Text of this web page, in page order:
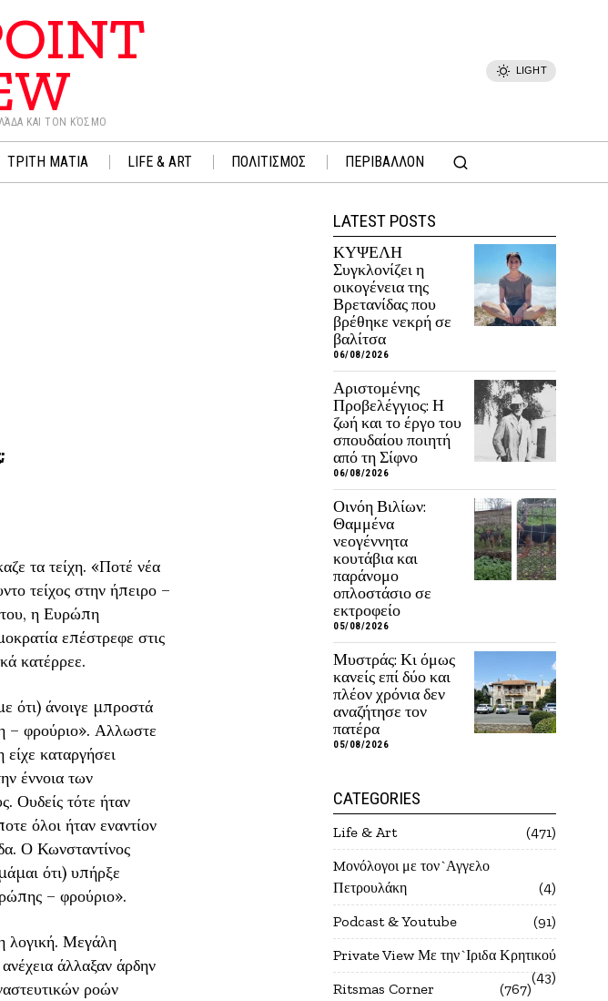
ΚΑΙ ΤΟΝ ΚΌΣΜΟ
LIGHT
ΤΡΙΤΗ ΜΑΤΙΑ LIFE & ART ΠΟΛΙΤΙΣΜΟΣ ΠΕΡΙΒΑΛΛΟΝ
τα τείχη. «Ποτέ νέα
τείχος στην ήπειρο –
η Ευρώπη
επέστρεφε στις
κατέρρεε.
άνοιγε μπροστά
– φρούριο». Αλλωστε
καταργήσει
έννοια των
Ουδείς τότε ήταν
όλοι ήταν εναντίον
Ο Κωνσταντίνος
ότι) υπήρξε
– φρούριο».
λογική. Μεγάλη
άλλαξαν άρδην
ροών
LATEST POSTS
ΚΥΨΕΛΗ
Συγκλονίζει η
οικογένεια της
Βρετανίδας που
βρέθηκε νεκρή σε
βαλίτσα
06/08/2026
Αριστομένης
Προβελέγγιος: Η
ζωή και το έργο του
σπουδαίου ποιητή
από τη Σίφνο
06/08/2026
Οινόη Βιλίων:
Θαμμένα
νεογέννητα
κουτάβια και
παράνομο
οπλοστάσιο σε
εκτροφείο
05/08/2026
Μυστράς: Κι όμως
κανείς επί δύο και
πλέον χρόνια δεν
αναζήτησε τον
πατέρα
05/08/2026
CATEGORIES
Life & Art
471
Mονόλογοι με τον`Αγγελο
Πετρουλάκη
4
Podcast & Youtube
91
Private View Με την`Ιριδα Κρητικού
43
Ritsmas Corner
767